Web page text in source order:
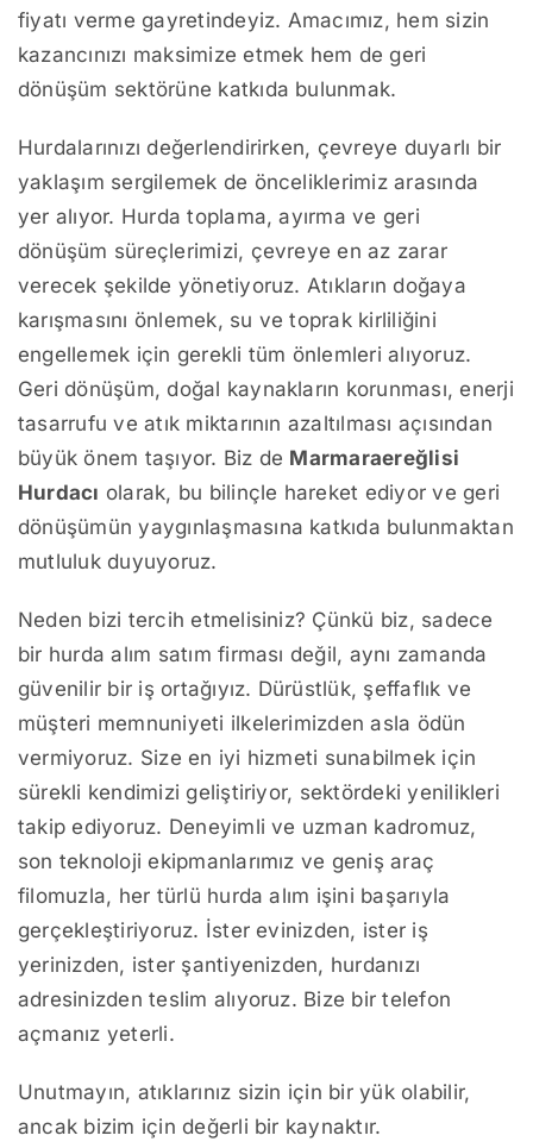
fiyatı verme gayretindeyiz. Amacımız, hem sizin
kazancınızı maksimize etmek hem de geri
dönüşüm sektörüne katkıda bulunmak.
Hurdalarınızı değerlendirirken, çevreye duyarlı bir
yaklaşım sergilemek de önceliklerimiz arasında
yer alıyor. Hurda toplama, ayırma ve geri
dönüşüm süreçlerimizi, çevreye en az zarar
verecek şekilde yönetiyoruz. Atıkların doğaya
karışmasını önlemek, su ve toprak kirliliğini
engellemek için gerekli tüm önlemleri alıyoruz.
Geri dönüşüm, doğal kaynakların korunması, enerji
tasarrufu ve atık miktarının azaltılması açısından
büyük önem taşıyor. Biz de Marmaraereğlisi
Hurdacı olarak, bu bilinçle hareket ediyor ve geri
dönüşümün yaygınlaşmasına katkıda bulunmaktan
mutluluk duyuyoruz.
Neden bizi tercih etmelisiniz? Çünkü biz, sadece
bir hurda alım satım firması değil, aynı zamanda
güvenilir bir iş ortağıyız. Dürüstlük, şeffaflık ve
müşteri memnuniyeti ilkelerimizden asla ödün
vermiyoruz. Size en iyi hizmeti sunabilmek için
sürekli kendimizi geliştiriyor, sektördeki yenilikleri
takip ediyoruz. Deneyimli ve uzman kadromuz,
son teknoloji ekipmanlarımız ve geniş araç
filomuzla, her türlü hurda alım işini başarıyla
gerçekleştiriyoruz. İster evinizden, ister iş
yerinizden, ister şantiyenizden, hurdanızı
adresinizden teslim alıyoruz. Bize bir telefon
açmanız yeterli.
Unutmayın, atıklarınız sizin için bir yük olabilir,
ancak bizim için değerli bir kaynaktır.